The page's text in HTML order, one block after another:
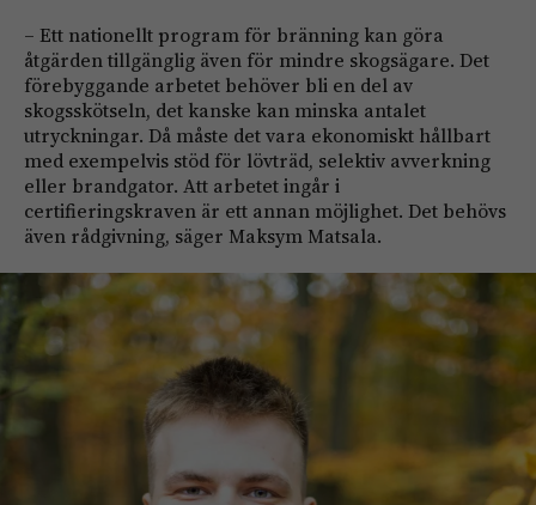
– Ett nationellt program för bränning kan göra
åtgärden tillgänglig även för mindre skogsägare. Det
förebyggande arbetet behöver bli en del av
skogsskötseln, det kanske kan minska antalet
utryckningar. Då måste det vara ekonomiskt hållbart
med exempelvis stöd för lövträd, selektiv avverkning
eller brandgator. Att arbetet ingår i
certifieringskraven är ett annan möjlighet. Det behövs
även rådgivning, säger Maksym Matsala.